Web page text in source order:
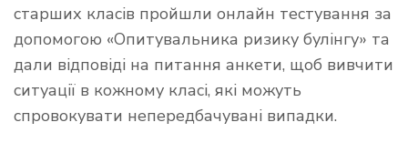
старших класів пройшли онлайн тестування за
допомогою «Опитувальника ризику булінгу» та
дали відповіді на питання анкети, щоб вивчити
ситуації в кожному класі, які можуть
спровокувати непередбачувані випадки.